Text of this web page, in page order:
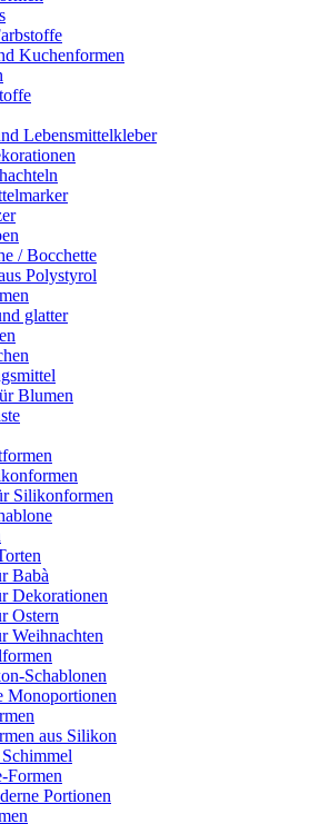
Kuchenformen
Lebensmittelkleber
/ Bocchette
Polystyrol
glatter
Blumen
Silikonformen
Babà
Dekorationen
Ostern
Weihnachten
Schablonen
Monoportionen
aus Silikon
Formen
Portionen